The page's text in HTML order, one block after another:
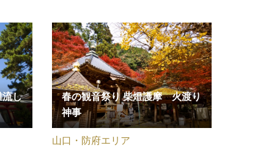
流し
春の観音祭り 柴燈護摩 火渡り
神事
山口・防府エリア